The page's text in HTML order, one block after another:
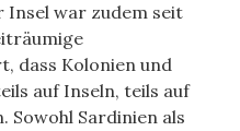
Insel war zudem seit
dass Kolonien und
auf Inseln, teils auf
Sowohl Sardinien als